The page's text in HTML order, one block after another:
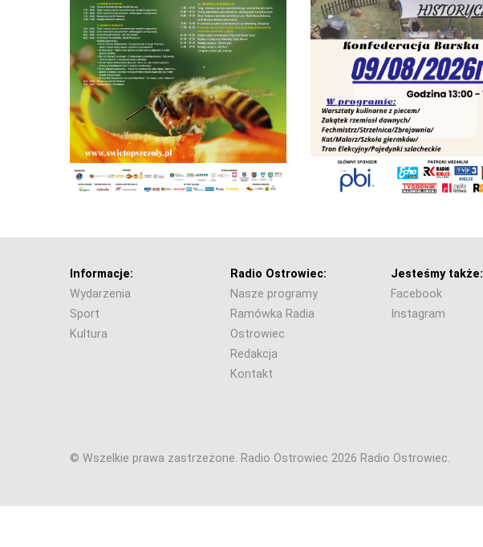
Informacje:
Wydarzenia
Sport
Kultura
Radio Ostrowiec:
Nasze programy
Ramówka Radia
Ostrowiec
Redakcja
Kontakt
Jesteśmy także:
Facebook
Instagram
© Wszelkie prawa zastrzeżone. Radio Ostrowiec 2026 Radio Ostrowiec.